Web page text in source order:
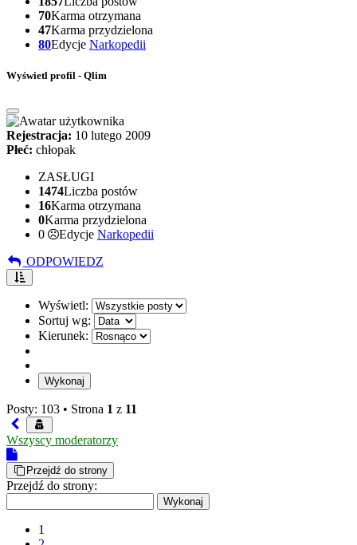
70Karma otrzymana
47Karma przydzielona
80Edycje Narkopedii
Wyświetl profil - Qlim
Rejestracja: 10 lutego 2009
Płeć: chłopak
ZASŁUGI
1474Liczba postów
16Karma otrzymana
0Karma przydzielona
0
Edycje Narkopedii
ODPOWIEDZ
Wyświetl:
Sortuj wg:
Kierunek:
Posty: 103 • Strona 1 z 11
Wszyscy moderatorzy
Przejdź do strony
Przejdź do strony:
1